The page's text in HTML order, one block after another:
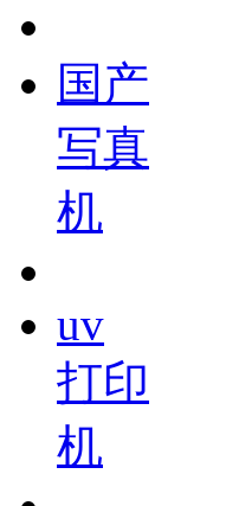
国产
写真
机
uv
打印
机